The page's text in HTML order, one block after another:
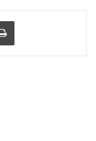
Imprimir